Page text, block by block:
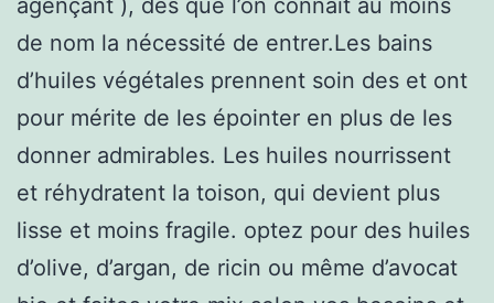
de nom la nécessité de entrer.Les bains
d’huiles végétales prennent soin des et ont
pour mérite de les épointer en plus de les
donner admirables. Les huiles nourrissent
et réhydratent la toison, qui devient plus
lisse et moins fragile. optez pour des huiles
d’olive, d’argan, de ricin ou même d’avocat